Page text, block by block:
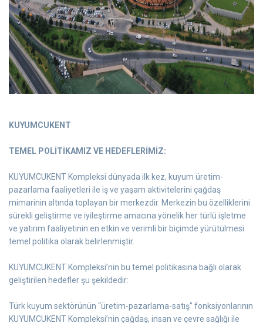
KUYUMCUKENT
TEMEL POLİTİKAMIZ VE HEDEFLERİMİZ:
KUYUMCUKENT Kompleksi dünyada ilk kez, kuyum üretim-
pazarlama faaliyetleri ile iş ve yaşam aktivitelerini çağdaş
mimarinin altında toplayan bir merkezdir. Merkezin bu özelliklerini
sürekli geliştirme ve iyileştirme amacına yönelik her türlü işletme
ve yatırım faaliyetinin en etkin ve verimli bir biçimde yürütülmesi
temel politika olarak belirlenmiştir.
KUYUMCUKENT Kompleksi’nin bu temel politikasına bağlı olarak
geliştirilen hedefler şu şekildedir:
Türk kuyum sektörünün “üretim-pazarlama-satış” fonksiyonlarının
KUYUMCUKENT Kompleksi’nin çağdaş, insan ve çevre sağlığı ile